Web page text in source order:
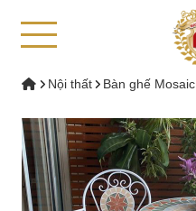
Nội thất Bàn ghế Mosaic